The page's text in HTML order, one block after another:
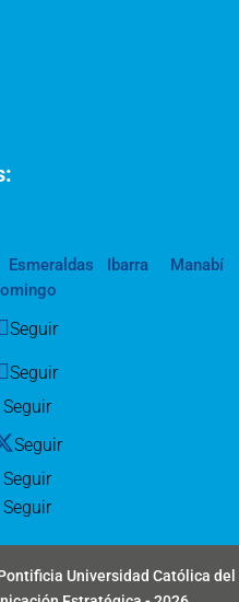
Esmeraldas Ibarra
Manabí
Seguir
Seguir
Seguir
Seguir
Seguir
Seguir
Universidad Católica del